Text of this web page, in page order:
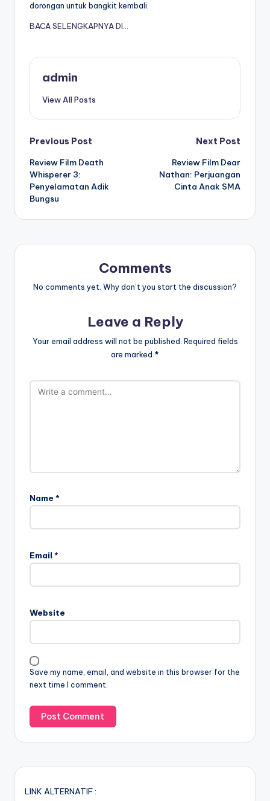
dorongan untuk bangkit kembali.
BACA SELENGKAPNYA DI…
admin
View All Posts
Post
navigation
Previous Post
Review Film Death
Whisperer 3:
Penyelamatan Adik
Bungsu
Next Post
Review Film Dear
Nathan: Perjuangan
Cinta Anak SMA
Comments
No comments yet. Why don’t you start the discussion?
Leave a Reply
Your email address will not be published. Required fields
are marked *
Name *
Email *
Website
Save my name, email, and website in this browser for the
next time I comment.
LINK ALTERNATIF :